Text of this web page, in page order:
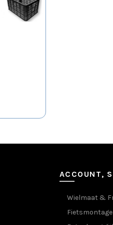
ACCOUNT,
Wielmaat &